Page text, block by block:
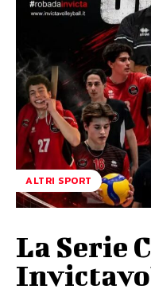
ALTRI SPORT
La Serie